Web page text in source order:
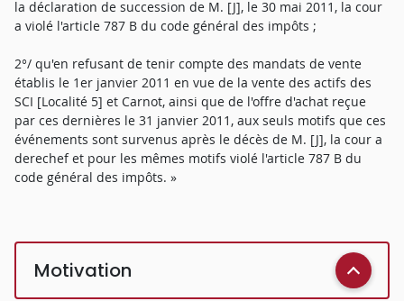
la déclaration de succession de M. [J], le 30 mai 2011, la cour
a violé l'article 787 B du code général des impôts ;
2°/ qu'en refusant de tenir compte des mandats de vente
établis le 1er janvier 2011 en vue de la vente des actifs des
SCI [Localité 5] et Carnot, ainsi que de l'offre d'achat reçue
par ces dernières le 31 janvier 2011, aux seuls motifs que ces
événements sont survenus après le décès de M. [J], la cour a
derechef et pour les mêmes motifs violé l'article 787 B du
code général des impôts. »
Motivation